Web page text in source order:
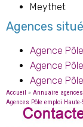
Meythet
Agences
Agence
Agence
Agence Pôle
Accueil » Annuaire
Agences Pôle emploi Haute-